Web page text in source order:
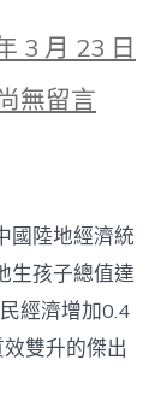
3 月 23 日
陸
質
包
無留言
國陸地經濟統
生孩子總值達
經濟增加0.4
雙升的傑出